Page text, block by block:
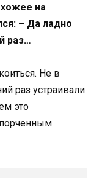
на
– Да ладно
раз…
Не в
раз устраивали
это